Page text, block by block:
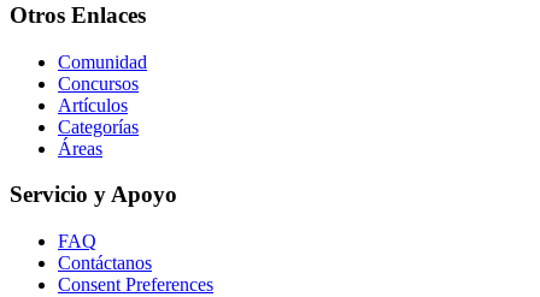
Otros Enlaces
Comunidad
Concursos
Artículos
Categorías
Áreas
Servicio y Apoyo
FAQ
Contáctanos
Consent Preferences